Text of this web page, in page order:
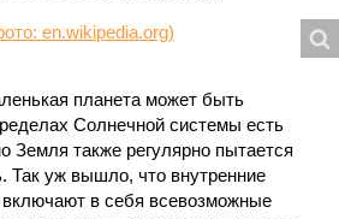
планета может быть
Солнечной системы есть
Земля также регулярно пытается
Так уж вышло, что внутренние
в себя всевозможные